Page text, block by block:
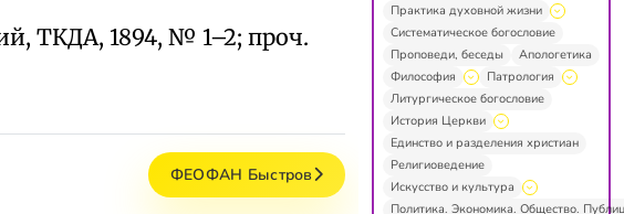
ТКДА, 1894, № 1–2; проч.
ФЕОФАН Быстров
Практика духовной жизни
Систематическое богословие
Проповеди, беседы
Апологетика
Философия
Патрология
Литургическое богословие
История Церкви
Единство и разделения христиан
Религиоведение
Искусство и культура
Политика. Экономика. Общество.